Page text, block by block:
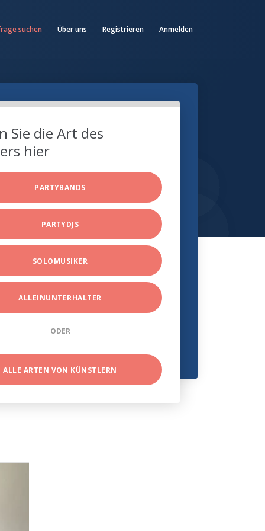
suchen Über uns Registrieren Anmelden
Sie die Art des
hier
PARTYBANDS
PARTYDJS
SOLOMUSIKER
ALLEINUNTERHALTER
ODER
ALLE ARTEN VON KÜNSTLERN